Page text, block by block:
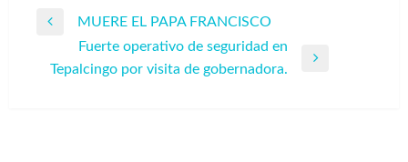
Navegación
entradas
anterior
MUERE EL PAPA FRANCISCO
Entrada
Fuerte operativo de seguridad en
Tepalcingo por visita de gobernadora.